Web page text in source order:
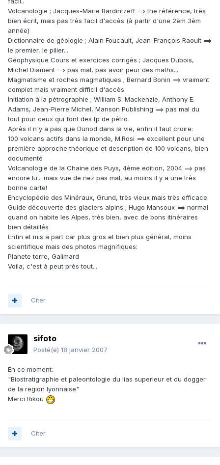
Volcanologie ; Jacques-Marie Bardintzeff ==> the référence, très
bien écrit, mais pas très facil d'accès (à partir d'une 2èm 3èm
année)
Dictionnaire de géologie ; Alain Foucault, Jean-François Raoult ==>
le premier, le pilier...
Géophysique Cours et exercices corrigés ; Jacques Dubois,
Michel Diament ==> pas mal, pas avoir peur des maths...
Magmatisme et roches magmatiques ; Bernard Bonin ==> vraiment
complet mais vraiment difficil d'accès
Initiation à la pétrographie ; William S. Mackenzie, Anthony E.
Adams, Jean-Pierre Michel, Manson Publishing ==> pas mal du
tout pour ceux qui font des tp de pétro
Après il n'y a pas que Dunod dans la vie, enfin il faut croire:
100 volcans actifs dans la monde, M.Rosi ==> excellent pour une
première approche théorique et description de 100 volcans, bien
documenté
Volcanologie de la Chaine des Puys, 4ème edition, 2004 ==> pas
encore lu... mais vue de nez pas mal, au moins il y a une très
bonne carte!
Encyclopédie des Minéraux, Grund, très vieux mais très efficace
Guide découverte des glaciers alpins ; Hugo Mansoux ==> normal
quand on habite les Alpes, très bien, avec de bons itinéraires
bien détaillés
Enfin et mis a part car plus gros et bien plus général, moins
scientifique mais des photos magnifiques:
Planete terre, Galimard
Voila, c'est à peut près tout...
Citer
sifoto
Posté(e) 18 janvier 2007
En ce moment:
"Biostratigraphie et paleontologie du lias superieur et du dogger
de la region lyonnaise"
Merci Rikou
Citer